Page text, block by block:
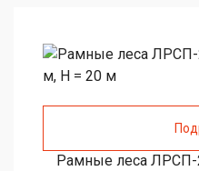
Рамные леса ЛРСП-